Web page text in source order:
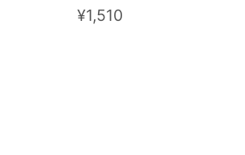
定
價
¥1,510